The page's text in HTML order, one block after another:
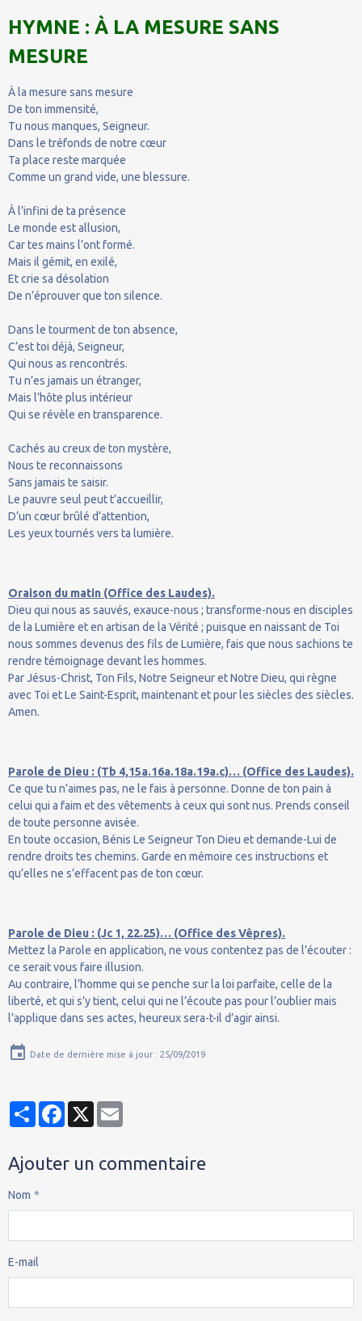
HYMNE : À LA MESURE SANS
MESURE
À la mesure sans mesure
De ton immensité,
Tu nous manques, Seigneur.
Dans le tréfonds de notre cœur
Ta place reste marquée
Comme un grand vide, une blessure.
À l’infini de ta présence
Le monde est allusion,
Car tes mains l’ont formé.
Mais il gémit, en exilé,
Et crie sa désolation
De n’éprouver que ton silence.
Dans le tourment de ton absence,
C’est toi déjà, Seigneur,
Qui nous as rencontrés.
Tu n’es jamais un étranger,
Mais l’hôte plus intérieur
Qui se révèle en transparence.
Cachés au creux de ton mystère,
Nous te reconnaissons
Sans jamais te saisir.
Le pauvre seul peut t’accueillir,
D’un cœur brûlé d’attention,
Les yeux tournés vers ta lumière.
Oraison du matin (Office des Laudes).
Dieu qui nous as sauvés, exauce-nous ; transforme-nous en disciples
de la Lumière et en artisan de la Vérité ; puisque en naissant de Toi
nous sommes devenus des fils de Lumière, fais que nous sachions te
rendre témoignage devant les hommes.
Par Jésus-Christ, Ton Fils, Notre Seigneur et Notre Dieu, qui règne
avec Toi et Le Saint-Esprit, maintenant et pour les siècles des siècles.
Amen.
Parole de Dieu : (Tb 4,15a.16a.18a.19a.c)… (Office des Laudes).
Ce que tu n’aimes pas, ne le fais à personne. Donne de ton pain à
celui qui a faim et des vêtements à ceux qui sont nus. Prends conseil
de toute personne avisée.
En toute occasion, Bénis Le Seigneur Ton Dieu et demande-Lui de
rendre droits tes chemins. Garde en mémoire ces instructions et
qu’elles ne s’effacent pas de ton cœur.
Parole de Dieu : (Jc 1, 22.25)… (Office des Vêpres).
Mettez la Parole en application, ne vous contentez pas de l’écouter :
ce serait vous faire illusion.
Au contraire, l’homme qui se penche sur la loi parfaite, celle de la
liberté, et qui s’y tient, celui qui ne l’écoute pas pour l’oublier mais
l’applique dans ses actes, heureux sera-t-il d’agir ainsi.
Date de dernière mise à jour : 25/09/2019
PartagerFacebook
X
Ajouter un commentaire
Nom
E-mail